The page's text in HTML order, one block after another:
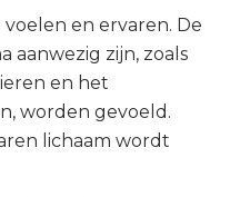
en ervaren. De
aanwezig zijn, zoals
en het
worden gevoeld.
lichaam wordt